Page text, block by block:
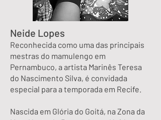
Neide Lopes
Reconhecida como uma das principais
mestras do mamulengo em
Pernambuco, a artista Marinês Teresa
do Nascimento Silva, é convidada
especial para a temporada em Recife.
Nascida em Glória do Goitá, na Zona da